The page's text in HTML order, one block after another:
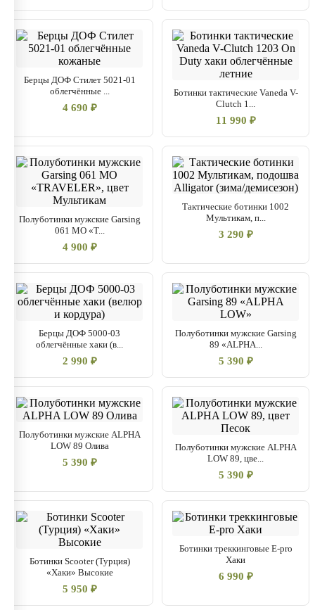
Берцы ДОФ Стилет 5021-01
облегчённые ...
4 690 ₽
Ботинки тактические Vaneda V-
Clutch 1...
11 990 ₽
Полуботинки мужские Garsing
061 МО «T...
4 900 ₽
Тактические ботинки 1002
Мультикам, п...
3 290 ₽
Берцы ДОФ 5000-03
облегчённые хаки (в...
2 990 ₽
Полуботинки мужские Garsing
89 «ALPHA...
5 390 ₽
Полуботинки мужские ALPHA
LOW 89 Олива
5 390 ₽
Полуботинки мужские ALPHA
LOW 89, цве...
5 390 ₽
Ботинки Scooter (Турция)
«Хаки» Высокие
5 950 ₽
Ботинки треккинговые E-pro
Хаки
6 990 ₽